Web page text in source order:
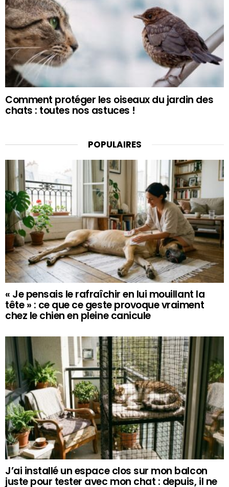
Comment protéger les oiseaux du jardin des
chats : toutes nos astuces !
POPULAIRES
« Je pensais le rafraîchir en lui mouillant la
tête » : ce que ce geste provoque vraiment
chez le chien en pleine canicule
J’ai installé un espace clos sur mon balcon
juste pour tester avec mon chat : depuis, il ne